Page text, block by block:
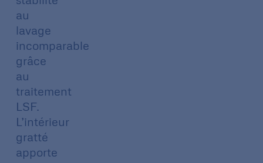
au
lavage
incomparable
grâce
au
traitement
LSF.
L’intérieur
gratté
apporte